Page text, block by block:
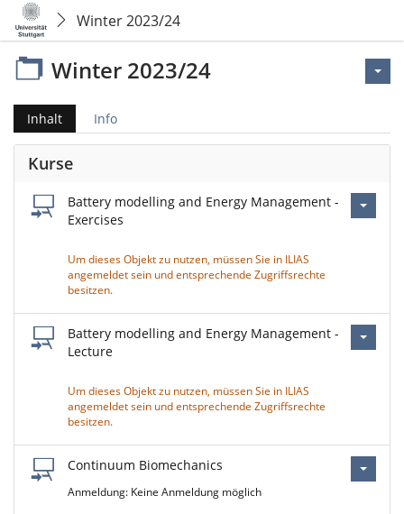
Winter 2023/24
Winter 2023/24
Inhalt Info
Kurse
Battery modelling and Energy Management -
Exercises
Um dieses Objekt zu nutzen, müssen Sie in ILIAS
angemeldet sein und entsprechende Zugriffsrechte
besitzen.
Battery modelling and Energy Management -
Lecture
Um dieses Objekt zu nutzen, müssen Sie in ILIAS
angemeldet sein und entsprechende Zugriffsrechte
besitzen.
Continuum Biomechanics
Anmeldung: Keine Anmeldung möglich